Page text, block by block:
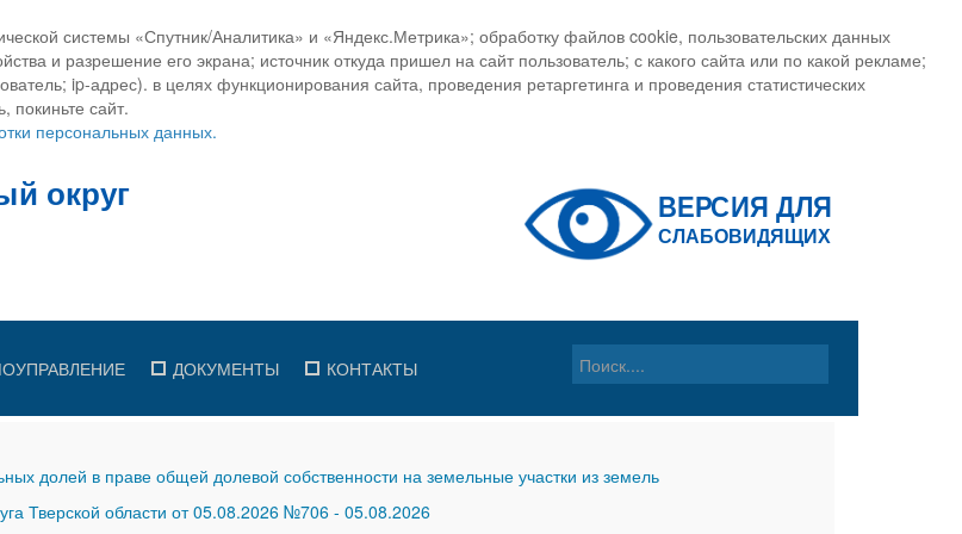
системы «Спутник/Аналитика» и «Яндекс.Метрика»; обработку файлов cookie, пользовательских данных
и разрешение его экрана; источник откуда пришел на сайт пользователь; с какого сайта или по какой рекламе;
ip-адрес). в целях функционирования сайта, проведения ретаргетинга и проведения статистических
покиньте сайт.
персональных данных.
ДОКУМЕНТЫ КОНТАКТЫ
долей в праве общей долевой собственности на земельные участки из земель
Тверской области от 05.08.2026 №706- 05.08.2026